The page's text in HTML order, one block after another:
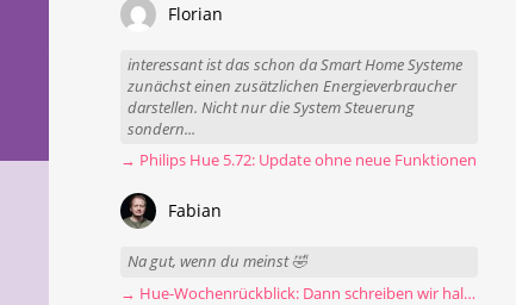
Florian
interessant ist das schon da Smart Home Systeme
zunächst einen zusätzlichen Energieverbraucher
darstellen. Nicht nur die System Steuerung
sondern...
→ Philips Hue 5.72: Update ohne neue Funktionen
Fabian
Na gut, wenn du meinst 🤣
→ Hue-Wochenrückblick: Dann schreiben wir halt Postkarten